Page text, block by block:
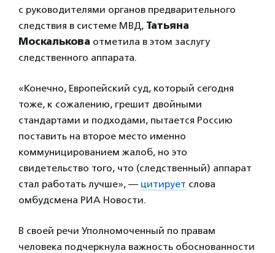
с руководителями органов предварительного
следствия в системе МВД, Татьяна
Москалькова отметила в этом заслугу
следственного аппарата.
«Конечно, Европейский суд, который сегодня
тоже, к сожалению, грешит двойными
стандартами и подходами, пытается Россию
поставить на второе место именно
коммуницированием жалоб, но это
свидетельство того, что (следственный) аппарат
стал работать лучше», — цитирует слова
омбудсмена РИА Новости.
В своей речи Уполномоченный по правам
человека подчеркнула важность обоснованности